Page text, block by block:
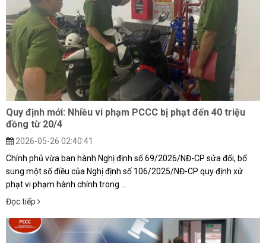
Quy định mới: Nhiều vi phạm PCCC bị phạt đến 40 triệu
đồng từ 20/4
2026-05-26 02:40:41
Chính phủ vừa ban hành Nghị định số 69/2026/NĐ-CP sửa đổi, bổ
sung một số điều của Nghị định số 106/2025/NĐ-CP quy định xử
phạt vi phạm hành chính trong ...
Đọc tiếp